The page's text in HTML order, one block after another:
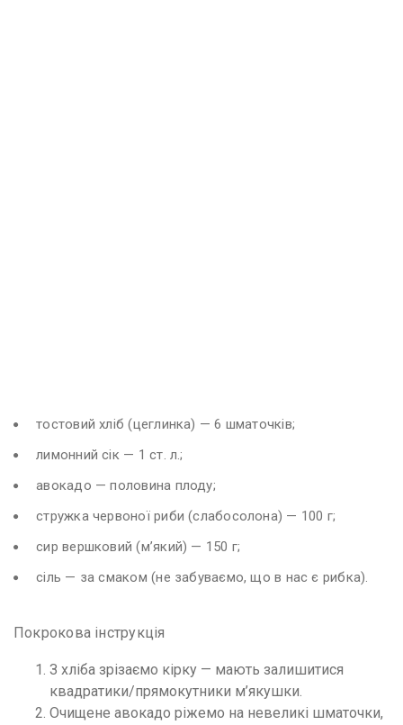
тостовий хліб (цеглинка) — 6 шматочків;
лимонний сік — 1 ст. л.;
авокадо — половина плоду;
стружка червоної риби (слабосолона) — 100 г;
сир вершковий (м’який) — 150 г;
сіль — за смаком (не забуваємо, що в нас є рибка).
Покрокова інструкція
З хліба зрізаємо кірку — мають залишитися
квадратики/прямокутники м’якушки.
Очищене авокадо ріжемо на невеликі шматочки,